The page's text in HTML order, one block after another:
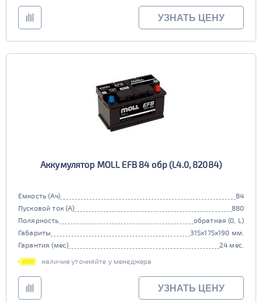
УЗНАТЬ ЦЕНУ
Аккумулятор MOLL EFB 84 обр (L4.0, 82084)
Емкость (Ач)
84
Пусковой ток (А)
880
Полярность
обратная (0, L)
Габариты
315x175x190 мм.
Гарантия (мес)
24 мес.
наличие уточняйте у менеджера
УЗНАТЬ ЦЕНУ